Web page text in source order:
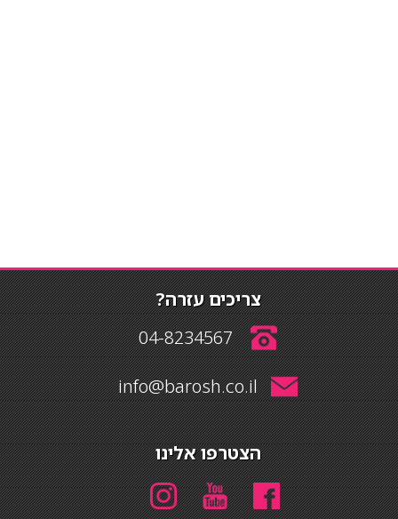
צריכים עזרה?
04-8234567
info@barosh.co.il
הצטרפו אלינו